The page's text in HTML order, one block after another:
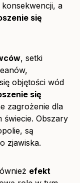
a
się
, setki
objętości wód
się
zagrożenie dla
Obszary
są
zjawiska.
efekt